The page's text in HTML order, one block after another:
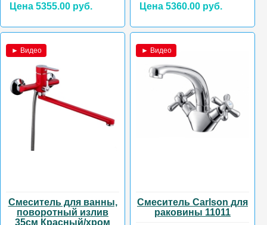
Цена 5355.00 руб. Цена 5360.00 руб.
► Видео
Смеситель для ванны,
поворотный излив
35см Красный/хром
► Видео
Смеситель Carlson для
раковины 11011